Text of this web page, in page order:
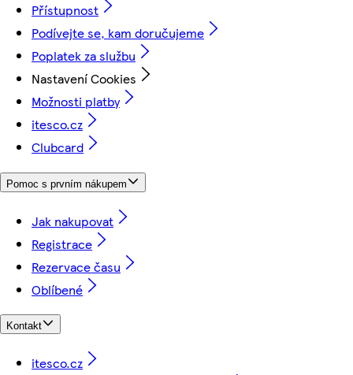
Přístupnost
Podívejte se, kam doručujeme
Poplatek za službu
Nastavení Cookies
Možnosti platby
itesco.cz
Clubcard
Pomoc s prvním nákupem
Jak nakupovat
Registrace
Rezervace času
Oblíbené
Kontakt
itesco.cz